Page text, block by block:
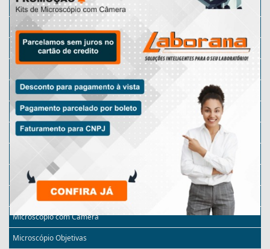
Microscópio Lupa
Microscópio Motic
Lâminas Preparadas
Micrótomo Rotativo
Microscópio Óptico
Microscópio Digital
Microscópio Escolar
Micrótomo Automático
Microscópio Monocular
Microscópio Invertido
Microscópio com Câmera
Microscópio Objetivas